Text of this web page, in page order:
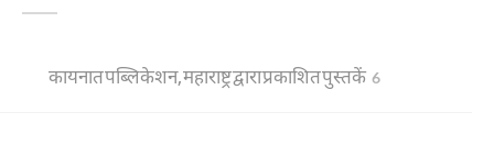
कायनात पब्लिकेशन, महाराष्ट्र द्वारा प्रकाशित पुस्तकें 6